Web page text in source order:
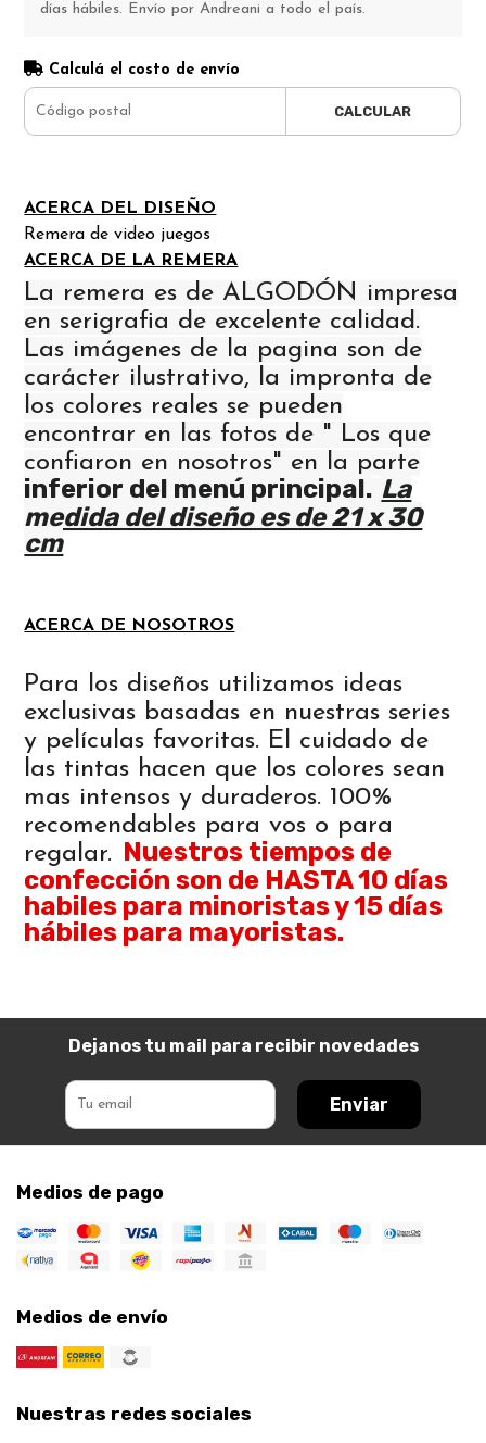
días hábiles. Envío por Andreani a todo el país.
Calculá el costo de envío
CALCULAR
ACERCA DEL DISEÑO
Remera de video juegos
ACERCA DE LA REMERA
La remera es de ALGODÓN impresa
en serigrafia de excelente calidad.
Las imágenes de la pagina son de
carácter ilustrativo, la impronta de
los colores reales se pueden
encontrar en las fotos de " Los que
confiaron en nosotros" en la parte
inferior del menú principal. La
medida del diseño es de 21 x 30
cm
ACERCA DE NOSOTROS
Para los diseños utilizamos ideas
exclusivas basadas en nuestras series
y películas favoritas. El cuidado de
las tintas hacen que los colores sean
mas intensos y duraderos. 100%
recomendables para vos o para
regalar. Nuestros tiempos de
confección son de HASTA 10 días
habiles para minoristas y 15 días
hábiles para mayoristas.
Dejanos tu mail para recibir novedades
Enviar
Medios de pago
Medios de envío
Nuestras redes sociales